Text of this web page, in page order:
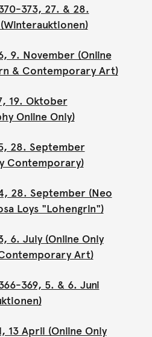
373, 27. & 28.
9. November (Online
& Contemporary Art)
19. Oktober
Online Only)
28. September
Contemporary)
28. September (Neo
Loys "Lohengrin")
6. July (Online Only
Art)
369, 5. & 6. Juni
13 April (Online Only